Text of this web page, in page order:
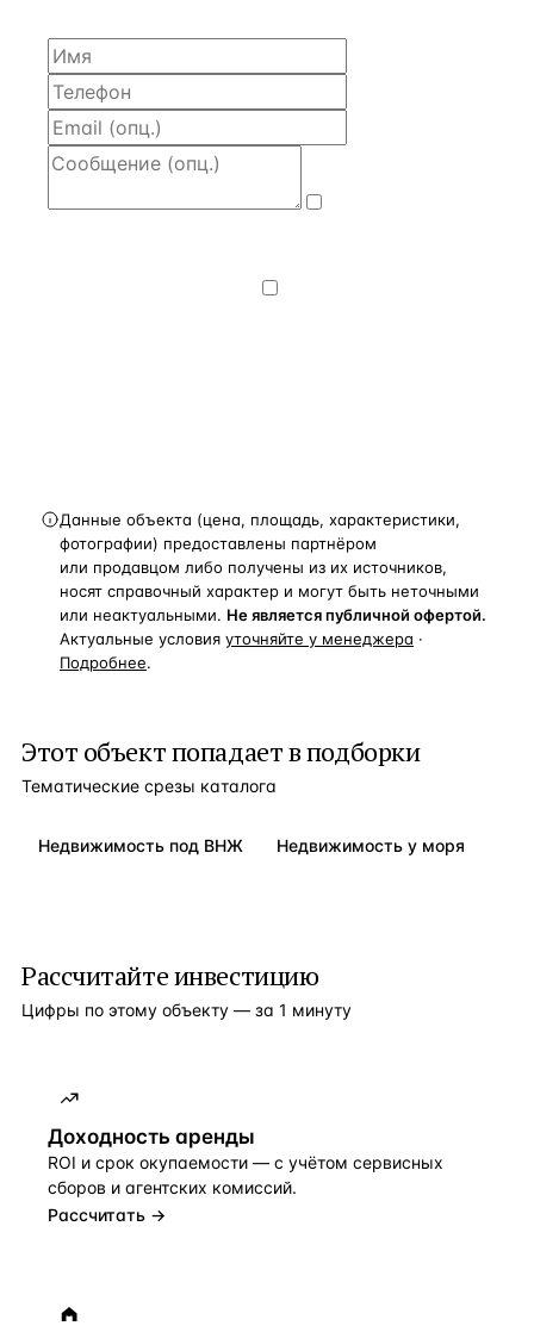
Данные объекта (цена, площадь, характеристики,
фотографии) предоставлены партнёром
или продавцом либо получены из их источников,
носят справочный характер и могут быть неточными
или неактуальными. Не является публичной офертой.
Актуальные условия уточняйте у менеджера ·
Подробнее.
Этот объект попадает в подборки
Тематические срезы каталога
Недвижимость под ВНЖ Недвижимость у моря
Рассчитайте инвестицию
Цифры по этому объекту — за 1 минуту
Доходность аренды
ROI и срок окупаемости — с учётом сервисных
сборов и агентских комиссий.
Рассчитать →